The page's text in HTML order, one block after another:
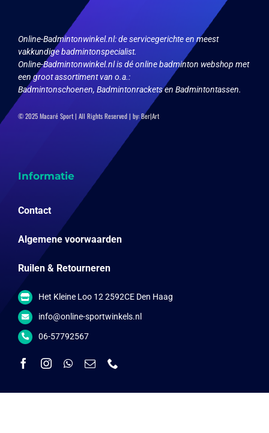
Online-Badmintonwinkel.nl:de servicegerichte en meest
vakkundige badmintonspecialist.
Online-Badmintonwinkel.nl is dé online badminton webshop met
een groot assortiment van o.a.:
Badmintonschoenen, Badmintonrackets en Badmintontassen.
© 2025 Macaré Sport | All Rights Reserved | by:Ber|Art
Informatie
Contact
Algemene voorwaarden
Ruilen & Retourneren
Het Kleine Loo 12 2592CE Den Haag
info@online-sportwinkels.nl
06-57792567